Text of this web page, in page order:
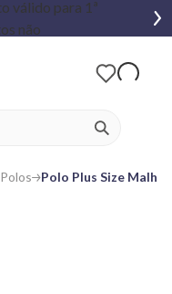
ver
Polos Polo Plus Size